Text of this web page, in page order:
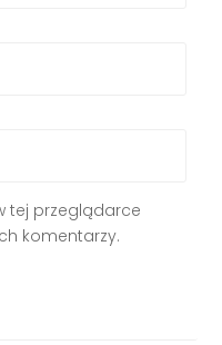
tej przeglądarce
komentarzy.